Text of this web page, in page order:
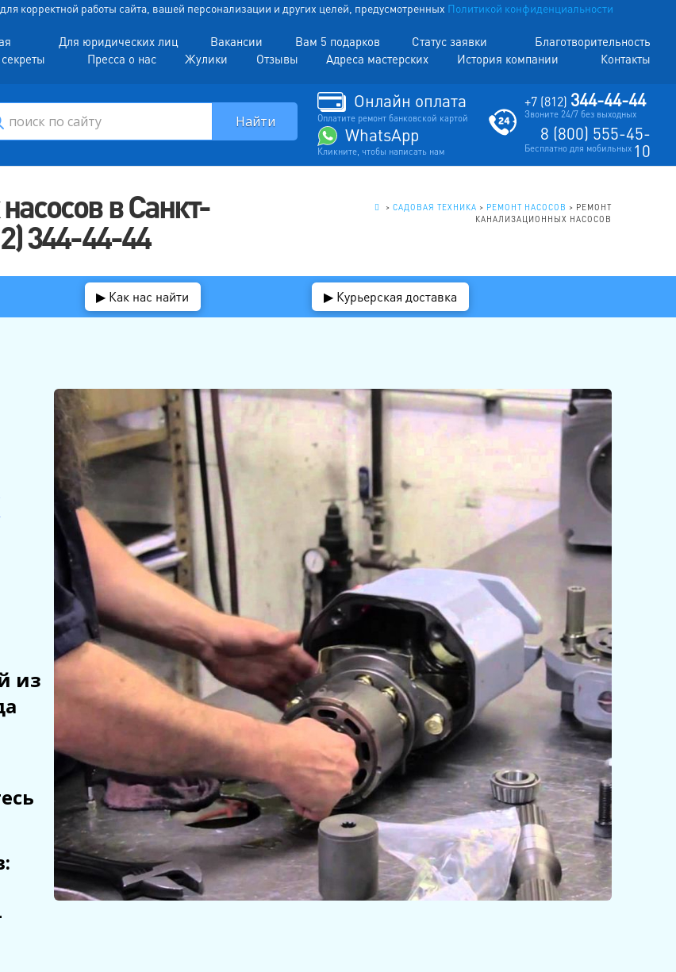
корректной работы сайта, вашей персонализации и других целей, предусмотренных Политикой конфиденциальности
Для юридических лиц Вакансии Вам 5 подарков Статус заявки
Благотворительность
Пресса о нас Жулики Отзывы Адреса мастерских История компании Контакты
Онлайн оплата
Оплатите ремонт банковской картой
WhatsApp
Кликните, чтобы написать нам
+7 (812) 344-44-44
Звоните 24/7 без выходных
8 (800) 555-45-
10
Бесплатно для мобильных
в Санкт-
344-44-44
> САДОВАЯ ТЕХНИКА > РЕМОНТ НАСОСОВ > РЕМОНТ
КАНАЛИЗАЦИОННЫХ НАСОСОВ
▶ Как нас найти ▶ Курьерская доставка
из